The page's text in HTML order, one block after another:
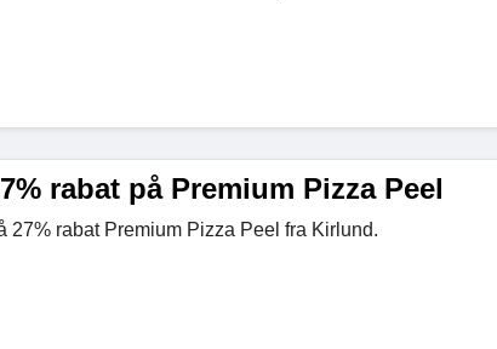
rabat på Premium Pizza Peel
27% rabat Premium Pizza Peel fra Kirlund.